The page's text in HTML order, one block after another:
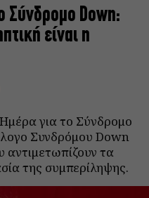
Σύνδρομο Down:
είναι η
για το Σύνδρομο
Συνδρόμου Down
αντιμετωπίζουν τα
της συμπερίληψης.